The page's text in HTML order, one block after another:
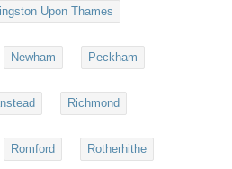
Upon Thames
Newham Peckham
Richmond
Romford Rotherhithe